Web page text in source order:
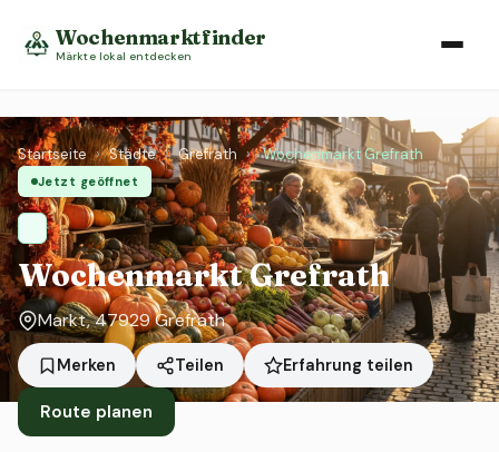
Wochenmarktfinder
Märkte lokal entdecken
Startseite › Städte › Grefrath › Wochenmarkt Grefrath
Jetzt geöffnet
Wochenmarkt Grefrath
Markt, 47929 Grefrath
Merken Teilen Erfahrung teilen
Route planen